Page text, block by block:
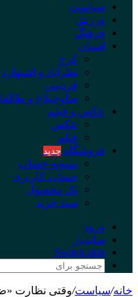
سیاست
ورزش
فرهنگ
استان
کرج
نظرآباد و اشتهارد
فردیس
ساوجبلاغ و
عکس و فیلم
عکس
فیلم
فروشگاه جدید
تسویه حساب
حساب کاربری
تک محصول
سبد خرید
ورود
سایدبار
Switch skin
خانه/سیاست/وقتی نظارت